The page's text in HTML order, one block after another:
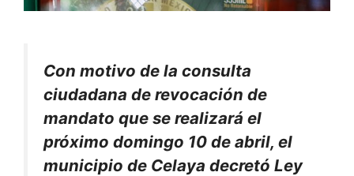
Con motivo de la consulta
ciudadana de revocación de
mandato que se realizará el
próximo domingo 10 de abril, el
municipio de Celaya decretó Ley